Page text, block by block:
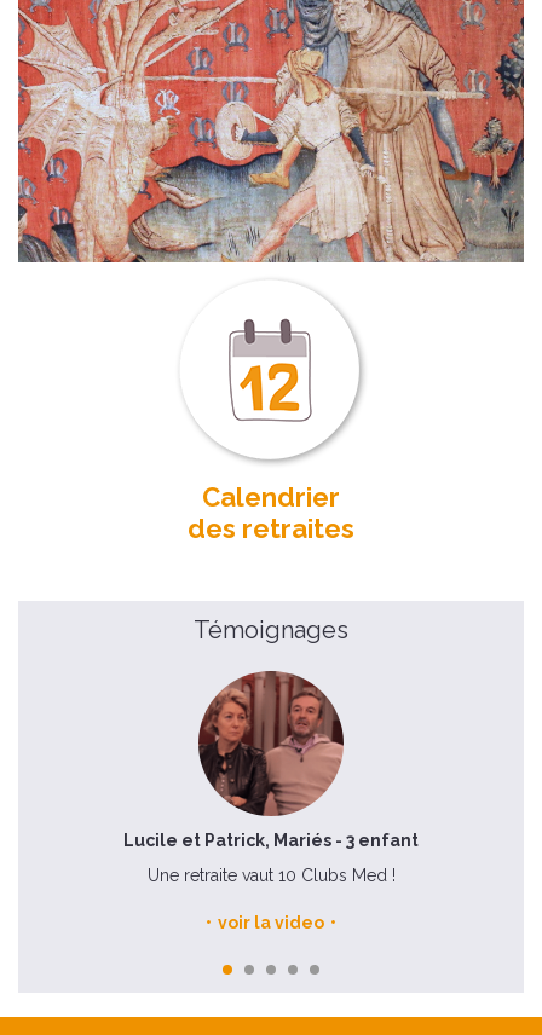
Calendrier
des retraites
Témoignages
Lucile et Patrick, Mariés - 3 enfant
Une retraite vaut 10 Clubs Med !
voir la video